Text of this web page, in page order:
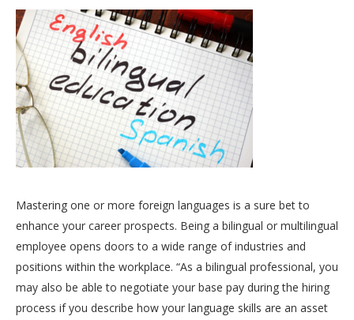
Mastering one or more foreign languages is a sure bet to
enhance your career prospects. Being a bilingual or multilingual
employee opens doors to a wide range of industries and
positions within the workplace. “As a bilingual professional, you
may also be able to negotiate your base pay during the hiring
process if you describe how your language skills are an asset